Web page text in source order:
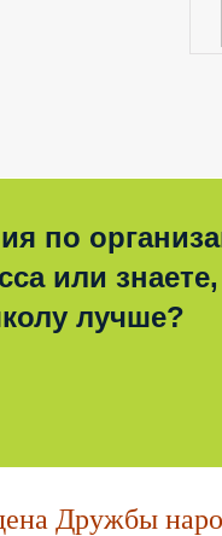
по
или знаете,
лучше?
Дружбы